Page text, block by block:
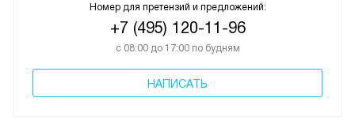
Номер для претензий и предложений:
+7 (495) 120-11-96
с 08:00 до 17:00 по будням
НАПИСАТЬ